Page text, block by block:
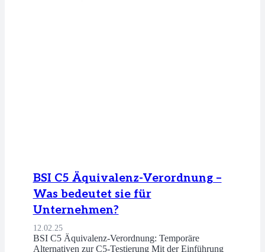
BSI C5 Äquivalenz-Verordnung –
Was bedeutet sie für
Unternehmen?
12.02.25
BSI C5 Äquivalenz-Verordnung: Temporäre
Alternativen zur C5-Testierung Mit der Einführung